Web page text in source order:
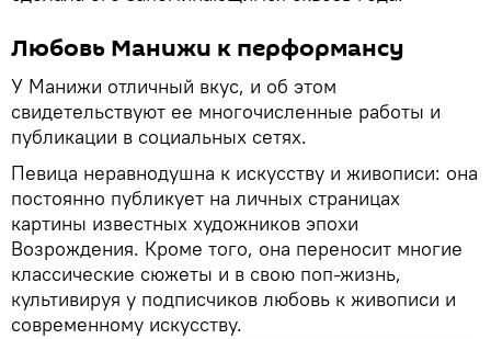
Любовь Манижи к перформансу
У Манижи отличный вкус, и об этом
свидетельствуют ее многочисленные работы и
публикации в социальных сетях.
Певица неравнодушна к искусству и живописи: она
постоянно публикует на личных страницах
картины известных художников эпохи
Возрождения. Кроме того, она переносит многие
классические сюжеты и в свою поп-жизнь,
культивируя у подписчиков любовь к живописи и
современному искусству.